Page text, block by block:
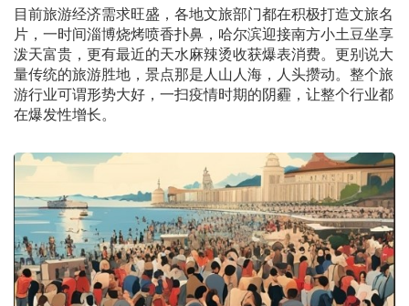
目前旅游经济需求旺盛，各地文旅部门都在积极打造文旅名
片，一时间淄博烧烤喷香扑鼻，哈尔滨迎接南方小土豆坐享
泼天富贵，更有最近的天水麻辣烫收获爆表消费。更别说大
量传统的旅游胜地，景点那是人山人海，人头攒动。整个旅
游行业可谓形势大好，一扫疫情时期的阴霾，让整个行业都
在爆发性增长。